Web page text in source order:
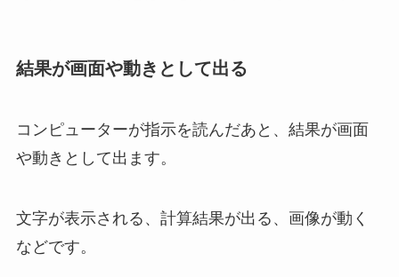
結果が画面や動きとして出る
コンピューターが指示を読んだあと、結果が画面
や動きとして出ます。
文字が表示される、計算結果が出る、画像が動く
などです。